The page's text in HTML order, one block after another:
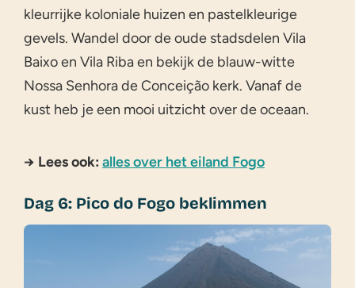
kleurrijke koloniale huizen en pastelkleurige
gevels. Wandel door de oude stadsdelen Vila
Baixo en Vila Riba en bekijk de blauw-witte
Nossa Senhora de Conceição kerk. Vanaf de
kust heb je een mooi uitzicht over de oceaan.
→ Lees ook: alles over het eiland Fogo
Dag 6: Pico do Fogo beklimmen